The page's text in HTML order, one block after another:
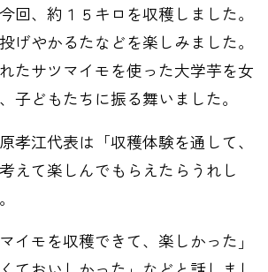
回、約１５キロを収穫しました。
げやかるたなどを楽しみました。
たサツマイモを使った大学芋を女
子どもたちに振る舞いました。
孝江代表は「収穫体験を通して、
えて楽しんでもらえたらうれし
イモを収穫できて、楽しかった」